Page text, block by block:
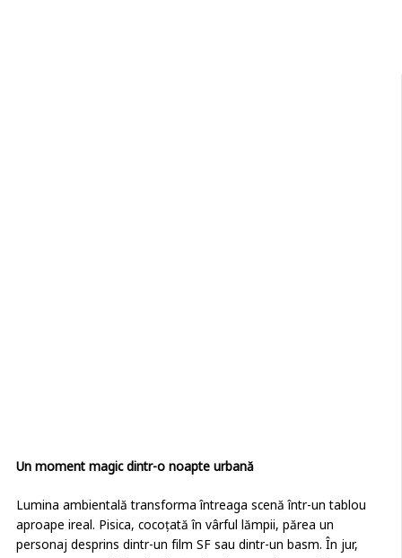
Un moment magic dintr-o noapte urbană
Lumina ambientală transforma întreaga scenă într-un tablou
aproape ireal. Pisica, cocoțată în vârful lămpii, părea un
personaj desprins dintr-un film SF sau dintr-un basm. În jur,